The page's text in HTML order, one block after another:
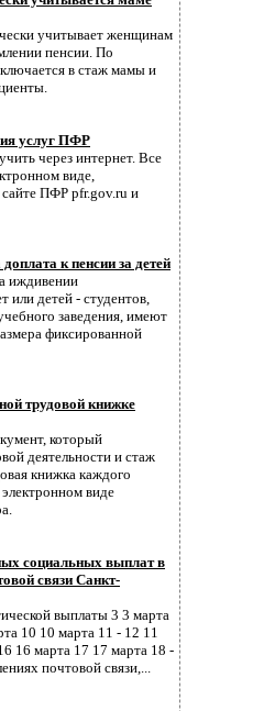
учитывает женщинам
пенсии. По
в стаж мамы и
услуг ПФР
через интернет. Все
виде,
ПФР pfr.gov.ru и
к пенсии за детей
иждивении
или детей - студентов,
заведения, имеют
фиксированной
трудовой книжке
который
деятельности и стаж
книжка каждого
виде
социальных выплат в
связи Санкт-
выплаты 3 3 марта
10 10 марта 11 - 12 11
16 марта 17 17 марта 18 -
почтовой связи,...